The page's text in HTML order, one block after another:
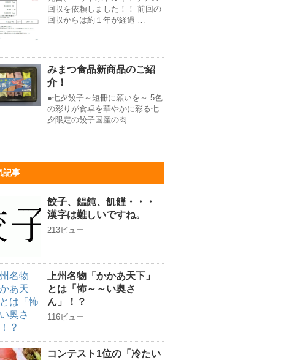
回収を依頼しました！！ 前回の
回収からは約１年が経過 …
みまつ食品新商品のご紹
介！
●七夕餃子～短冊に願いを～ 5色
の彩りが食卓を華やかに彩る七
夕限定の餃子国産の肉 …
記事
餃子、饂飩、飢饉・・・
漢字は難しいですね。
213ビュー
上州名物「かかあ天下」
とは「怖～～い奥さ
ん」！？
116ビュー
コンテスト1位の「冷たい